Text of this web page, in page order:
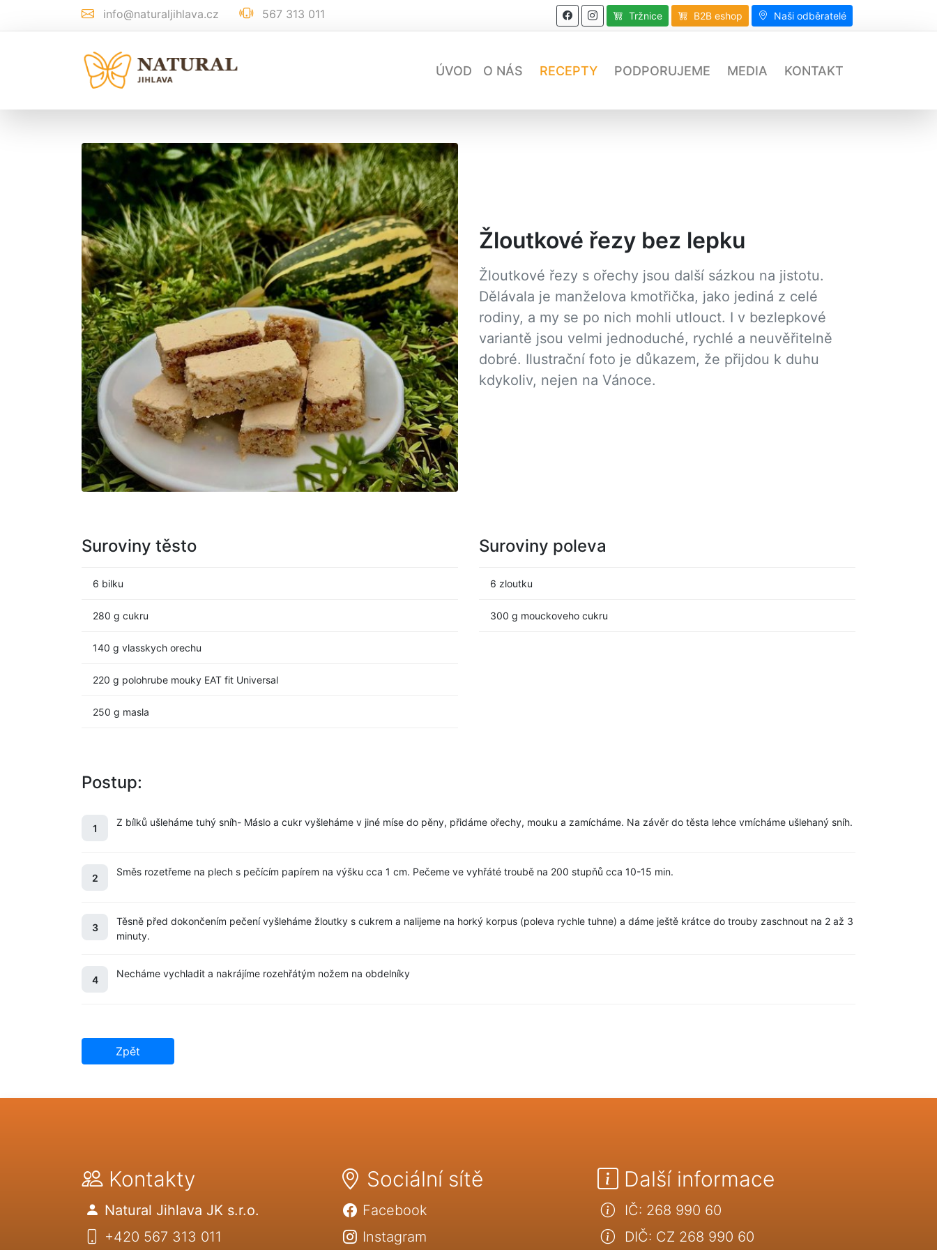
info@naturaljihlava.cz 567 313 011 Tržnice B2B eshop Naši odběratelé
ÚVOD O NÁS RECEPTY PODPORUJEME MEDIA KONTAKT
Žloutkové řezy bez lepku
Žloutkové řezy s ořechy jsou další sázkou na jistotu.
Dělávala je manželova kmotřička, jako jediná z celé
rodiny, a my se po nich mohli utlouct. I v bezlepkové
variantě jsou velmi jednoduché, rychlé a neuvěřitelně
dobré. Ilustrační foto je důkazem, že přijdou k duhu
kdykoliv, nejen na Vánoce.
Suroviny těsto
6 bilku
280 g cukru
140 g vlasskych orechu
220 g polohrube mouky EAT fit Universal
250 g masla
Suroviny poleva
6 zloutku
300 g mouckoveho cukru
Postup:
1 Z bílků ušleháme tuhý sníh- Máslo a cukr vyšleháme v jiné míse do pěny, přidáme ořechy, mouku a zamícháme. Na závěr do těsta lehce vmícháme ušlehaný sníh.
2 Směs rozetřeme na plech s pečícím papírem na výšku cca 1 cm. Pečeme ve vyhřáté troubě na 200 stupňů cca 10-15 min.
3
Těsně před dokončením pečení vyšleháme žloutky s cukrem a nalijeme na horký korpus (poleva rychle tuhne) a dáme ještě krátce do trouby zaschnout na 2 až 3
minuty.
4 Necháme vychladit a nakrájíme rozehřátým nožem na obdelníky
Zpět
Kontakty
Natural Jihlava JK s.r.o.
+420 567 313 011
Sociální sítě
Facebook
Instagram
Další informace
IČ: 268 990 60
DIČ: CZ 268 990 60